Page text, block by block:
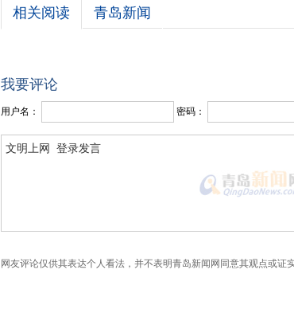
相关阅读 青岛新闻
我要评论
用户名： 密码：
网友评论仅供其表达个人看法，并不表明青岛新闻网同意其观点或证